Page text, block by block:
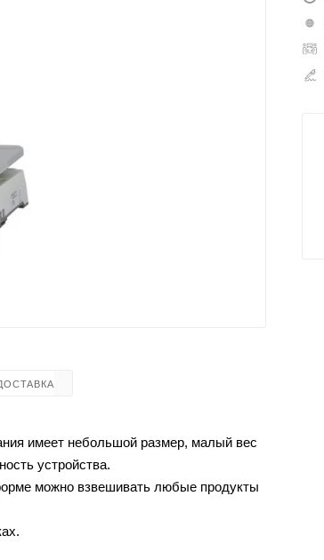
имеет небольшой размер, малый вес
устройства.
можно взвешивать любые продукты